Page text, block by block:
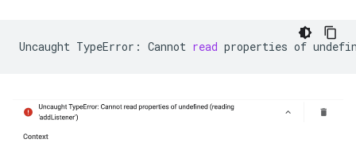
Uncaught TypeError: Cannot read properties of